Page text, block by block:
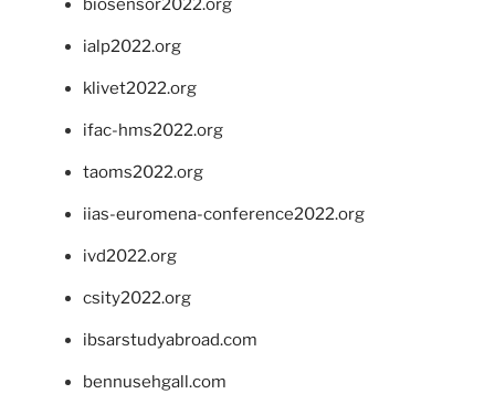
biosensor2022.org
ialp2022.org
klivet2022.org
ifac-hms2022.org
taoms2022.org
iias-euromena-conference2022.org
ivd2022.org
csity2022.org
ibsarstudyabroad.com
bennusehgall.com